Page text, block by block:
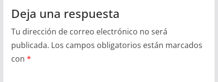
Deja una respuesta
Tu dirección de correo electrónico no será
publicada. Los campos obligatorios están marcados
con *